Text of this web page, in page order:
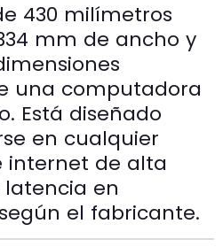
430 milímetros
mm de ancho y
una computadora
Está diseñado
en cualquier
internet de alta
en
el fabricante.